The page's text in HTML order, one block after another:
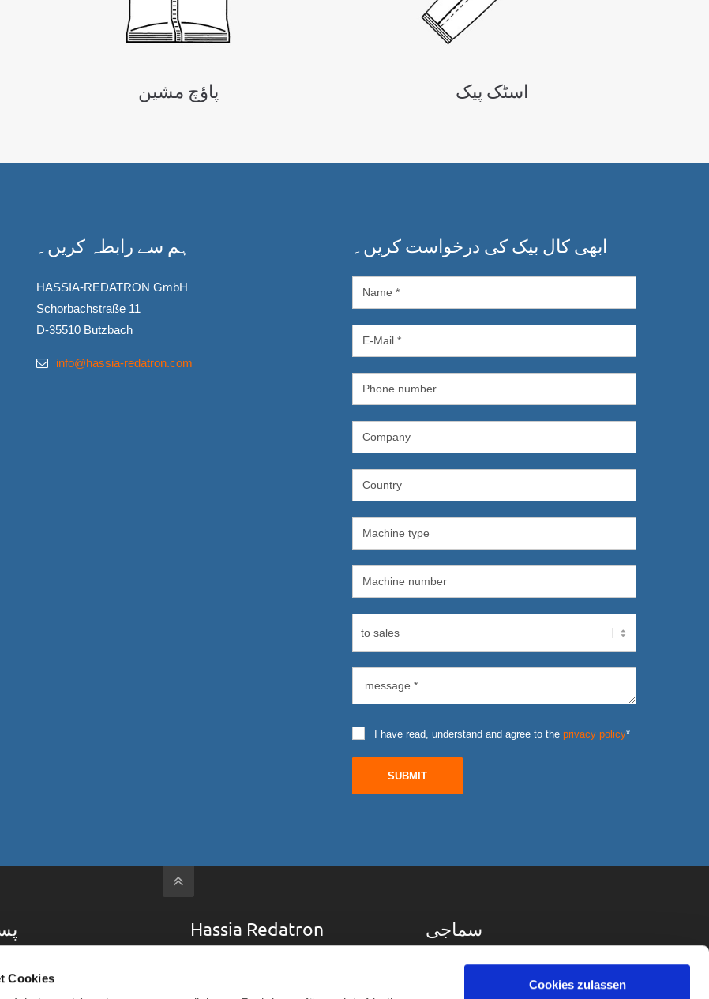
Cookies
Cookies zulassen
پاؤچ مشین اسٹک پیک
ہم سے رابطہ کریں۔
HASSIA-REDATRON GmbH
Schorbachstraße 11
D-35510 Butzbach
info@hassia-redatron.com
ابھی کال بیک کی درخواست کریں۔
I have read, understand and agree to the privacy policy*
SUBMIT
Hassia Redatron سماجی